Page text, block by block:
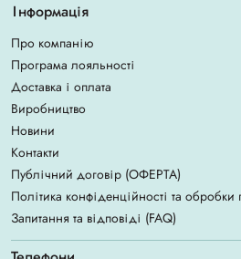
Інформація
Про компанію
Програма лояльності
Доставка і оплата
Виробництво
Новини
Контакти
Публічний договір (ОФЕРТА)
Політика конфіденційності та
Запитання та відповіді (FAQ)